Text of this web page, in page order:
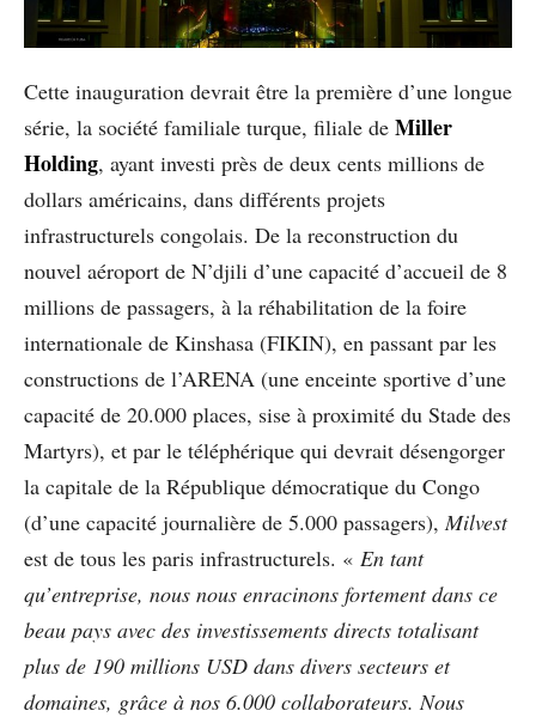
Cette inauguration devrait être la première d’une longue
série, la société familiale turque, filiale de Miller
Holding, ayant investi près de deux cents millions de
dollars américains, dans différents projets
infrastructurels congolais. De la reconstruction du
nouvel aéroport de N’djili d’une capacité d’accueil de 8
millions de passagers, à la réhabilitation de la foire
internationale de Kinshasa (FIKIN), en passant par les
constructions de l’ARENA (une enceinte sportive d’une
capacité de 20.000 places, sise à proximité du Stade des
Martyrs), et par le téléphérique qui devrait désengorger
la capitale de la République démocratique du Congo
(d’une capacité journalière de 5.000 passagers), Milvest
est de tous les paris infrastructurels. « En tant
qu’entreprise, nous nous enracinons fortement dans ce
beau pays avec des investissements directs totalisant
plus de 190 millions USD dans divers secteurs et
domaines, grâce à nos 6.000 collaborateurs. Nous